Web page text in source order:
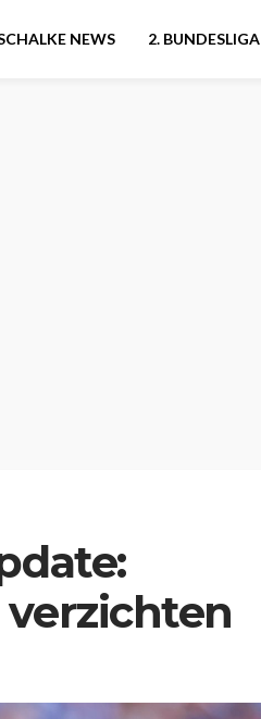
NEWS 2. BUNDESLIGA
verzichten